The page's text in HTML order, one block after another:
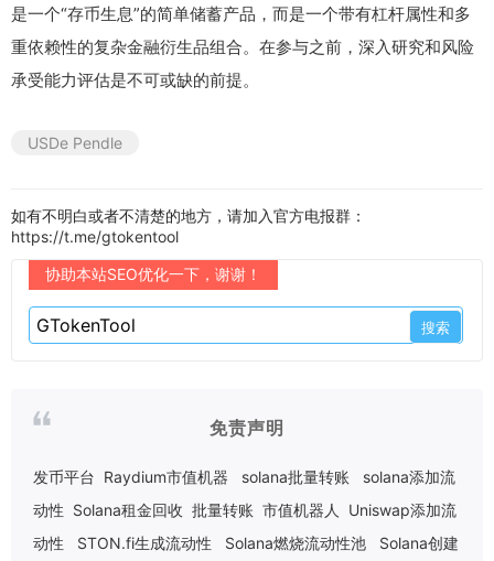
是一个“存币生息”的简单储蓄产品，而是一个带有杠杆属性和多
重依赖性的复杂金融衍生品组合。在参与之前，深入研究和风险
承受能力评估是不可或缺的前提。
USDe Pendle
如有不明白或者不清楚的地方，请加入官方电报群：
https://t.me/gtokentool
协助本站SEO优化一下，谢谢！
免责声明
发币平台 Raydium市值机器 solana批量转账
solana添加流
动性 Solana租金回收 批量转账 市值机器人
Uniswap添加流
动性
STON.fi生成流动性 Solana燃烧流动性池
Solana创建